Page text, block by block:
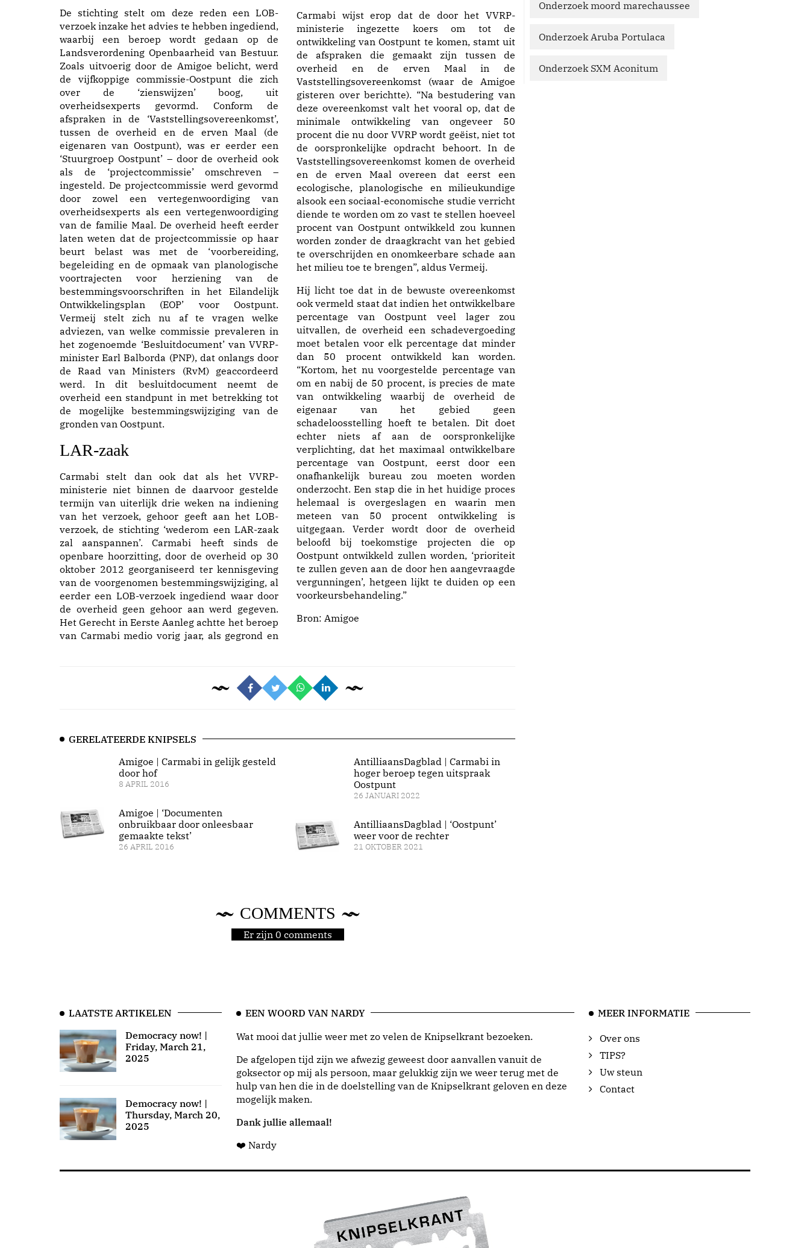
De stichting stelt om deze reden een LOB-
verzoek inzake het advies te hebben ingediend,
waarbij een beroep wordt gedaan op de
Landsverordening Openbaarheid van Bestuur.
Zoals uitvoerig door de Amigoe belicht, werd
de vijfkoppige commissie-Oostpunt die zich
over de ‘zienswijzen’ boog, uit
overheidsexperts gevormd. Conform de
afspraken in de ‘Vaststellingsovereenkomst’,
tussen de overheid en de erven Maal (de
eigenaren van Oostpunt), was er eerder een
‘Stuurgroep Oostpunt’ – door de overheid ook
als de ‘projectcommissie’ omschreven –
ingesteld. De projectcommissie werd gevormd
door zowel een vertegenwoordiging van
overheidsexperts als een vertegenwoordiging
van de familie Maal. De overheid heeft eerder
laten weten dat de projectcommissie op haar
beurt belast was met de ‘voorbereiding,
begeleiding en de opmaak van planologische
voortrajecten voor herziening van de
bestemmingsvoorschriften in het Eilandelijk
Ontwikkelingsplan (EOP’ voor Oostpunt.
Vermeij stelt zich nu af te vragen welke
adviezen, van welke commissie prevaleren in
het zogenoemde ‘Besluitdocument’ van VVRP-
minister Earl Balborda (PNP), dat onlangs door
de Raad van Ministers (RvM) geaccordeerd
werd. In dit besluitdocument neemt de
overheid een standpunt in met betrekking tot
de mogelijke bestemmingswijziging van de
gronden van Oostpunt.
LAR-zaak
Carmabi stelt dan ook dat als het VVRP-
ministerie niet binnen de daarvoor gestelde
termijn van uiterlijk drie weken na indiening
van het verzoek, gehoor geeft aan het LOB-
verzoek, de stichting ‘wederom een LAR-zaak
zal aanspannen’. Carmabi heeft sinds de
openbare hoorzitting, door de overheid op 30
oktober 2012 georganiseerd ter kennisgeving
van de voorgenomen bestemmingswijziging, al
eerder een LOB-verzoek ingediend waar door
de overheid geen gehoor aan werd gegeven.
Het Gerecht in Eerste Aanleg achtte het beroep
van Carmabi medio vorig jaar, als gegrond en
Carmabi wijst erop dat de door het VVRP-
ministerie ingezette koers om tot de
ontwikkeling van Oostpunt te komen, stamt uit
de afspraken die gemaakt zijn tussen de
overheid en de erven Maal in de
Vaststellingsovereenkomst (waar de Amigoe
gisteren over berichtte). “Na bestudering van
deze overeenkomst valt het vooral op, dat de
minimale ontwikkeling van ongeveer 50
procent die nu door VVRP wordt geëist, niet tot
de oorspronkelijke opdracht behoort. In de
Vaststellingsovereenkomst komen de overheid
en de erven Maal overeen dat eerst een
ecologische, planologische en milieukundige
alsook een sociaal-economische studie verricht
diende te worden om zo vast te stellen hoeveel
procent van Oostpunt ontwikkeld zou kunnen
worden zonder de draagkracht van het gebied
te overschrijden en onomkeerbare schade aan
het milieu toe te brengen”, aldus Vermeij.
Hij licht toe dat in de bewuste overeenkomst
ook vermeld staat dat indien het ontwikkelbare
percentage van Oostpunt veel lager zou
uitvallen, de overheid een schadevergoeding
moet betalen voor elk percentage dat minder
dan 50 procent ontwikkeld kan worden.
“Kortom, het nu voorgestelde percentage van
om en nabij de 50 procent, is precies de mate
van ontwikkeling waarbij de overheid de
eigenaar van het gebied geen
schadeloosstelling hoeft te betalen. Dit doet
echter niets af aan de oorspronkelijke
verplichting, dat het maximaal ontwikkelbare
percentage van Oostpunt, eerst door een
onafhankelijk bureau zou moeten worden
onderzocht. Een stap die in het huidige proces
helemaal is overgeslagen en waarin men
meteen van 50 procent ontwikkeling is
uitgegaan. Verder wordt door de overheid
beloofd bij toekomstige projecten die op
Oostpunt ontwikkeld zullen worden, ‘prioriteit
te zullen geven aan de door hen aangevraagde
vergunningen’, hetgeen lijkt te duiden op een
voorkeursbehandeling.”
Bron: Amigoe
GERELATEERDE KNIPSELS
Amigoe | Carmabi in gelijk gesteld
door hof
8 APRIL 2016
Amigoe | ‘Documenten
onbruikbaar door onleesbaar
gemaakte tekst’
26 APRIL 2016
AntilliaansDagblad | Carmabi in
hoger beroep tegen uitspraak
Oostpunt
26 JANUARI 2022
AntilliaansDagblad | ‘Oostpunt’
weer voor de rechter
21 OKTOBER 2021
COMMENTS
Er zijn 0 comments
Onderzoek moord marechaussee
Onderzoek Aruba Portulaca
Onderzoek SXM Aconitum
LAATSTE ARTIKELEN
Democracy now! |
Friday, March 21,
2025
Democracy now! |
Thursday, March 20,
2025
EEN WOORD VAN NARDY
Wat mooi dat jullie weer met zo velen de Knipselkrant bezoeken.
De afgelopen tijd zijn we afwezig geweest door aanvallen vanuit de
goksector op mij als persoon, maar gelukkig zijn we weer terug met de
hulp van hen die in de doelstelling van de Knipselkrant geloven en deze
mogelijk maken.
Dank jullie allemaal!
❤️ Nardy
MEER INFORMATIE
Over ons
TIPS?
Uw steun
Contact